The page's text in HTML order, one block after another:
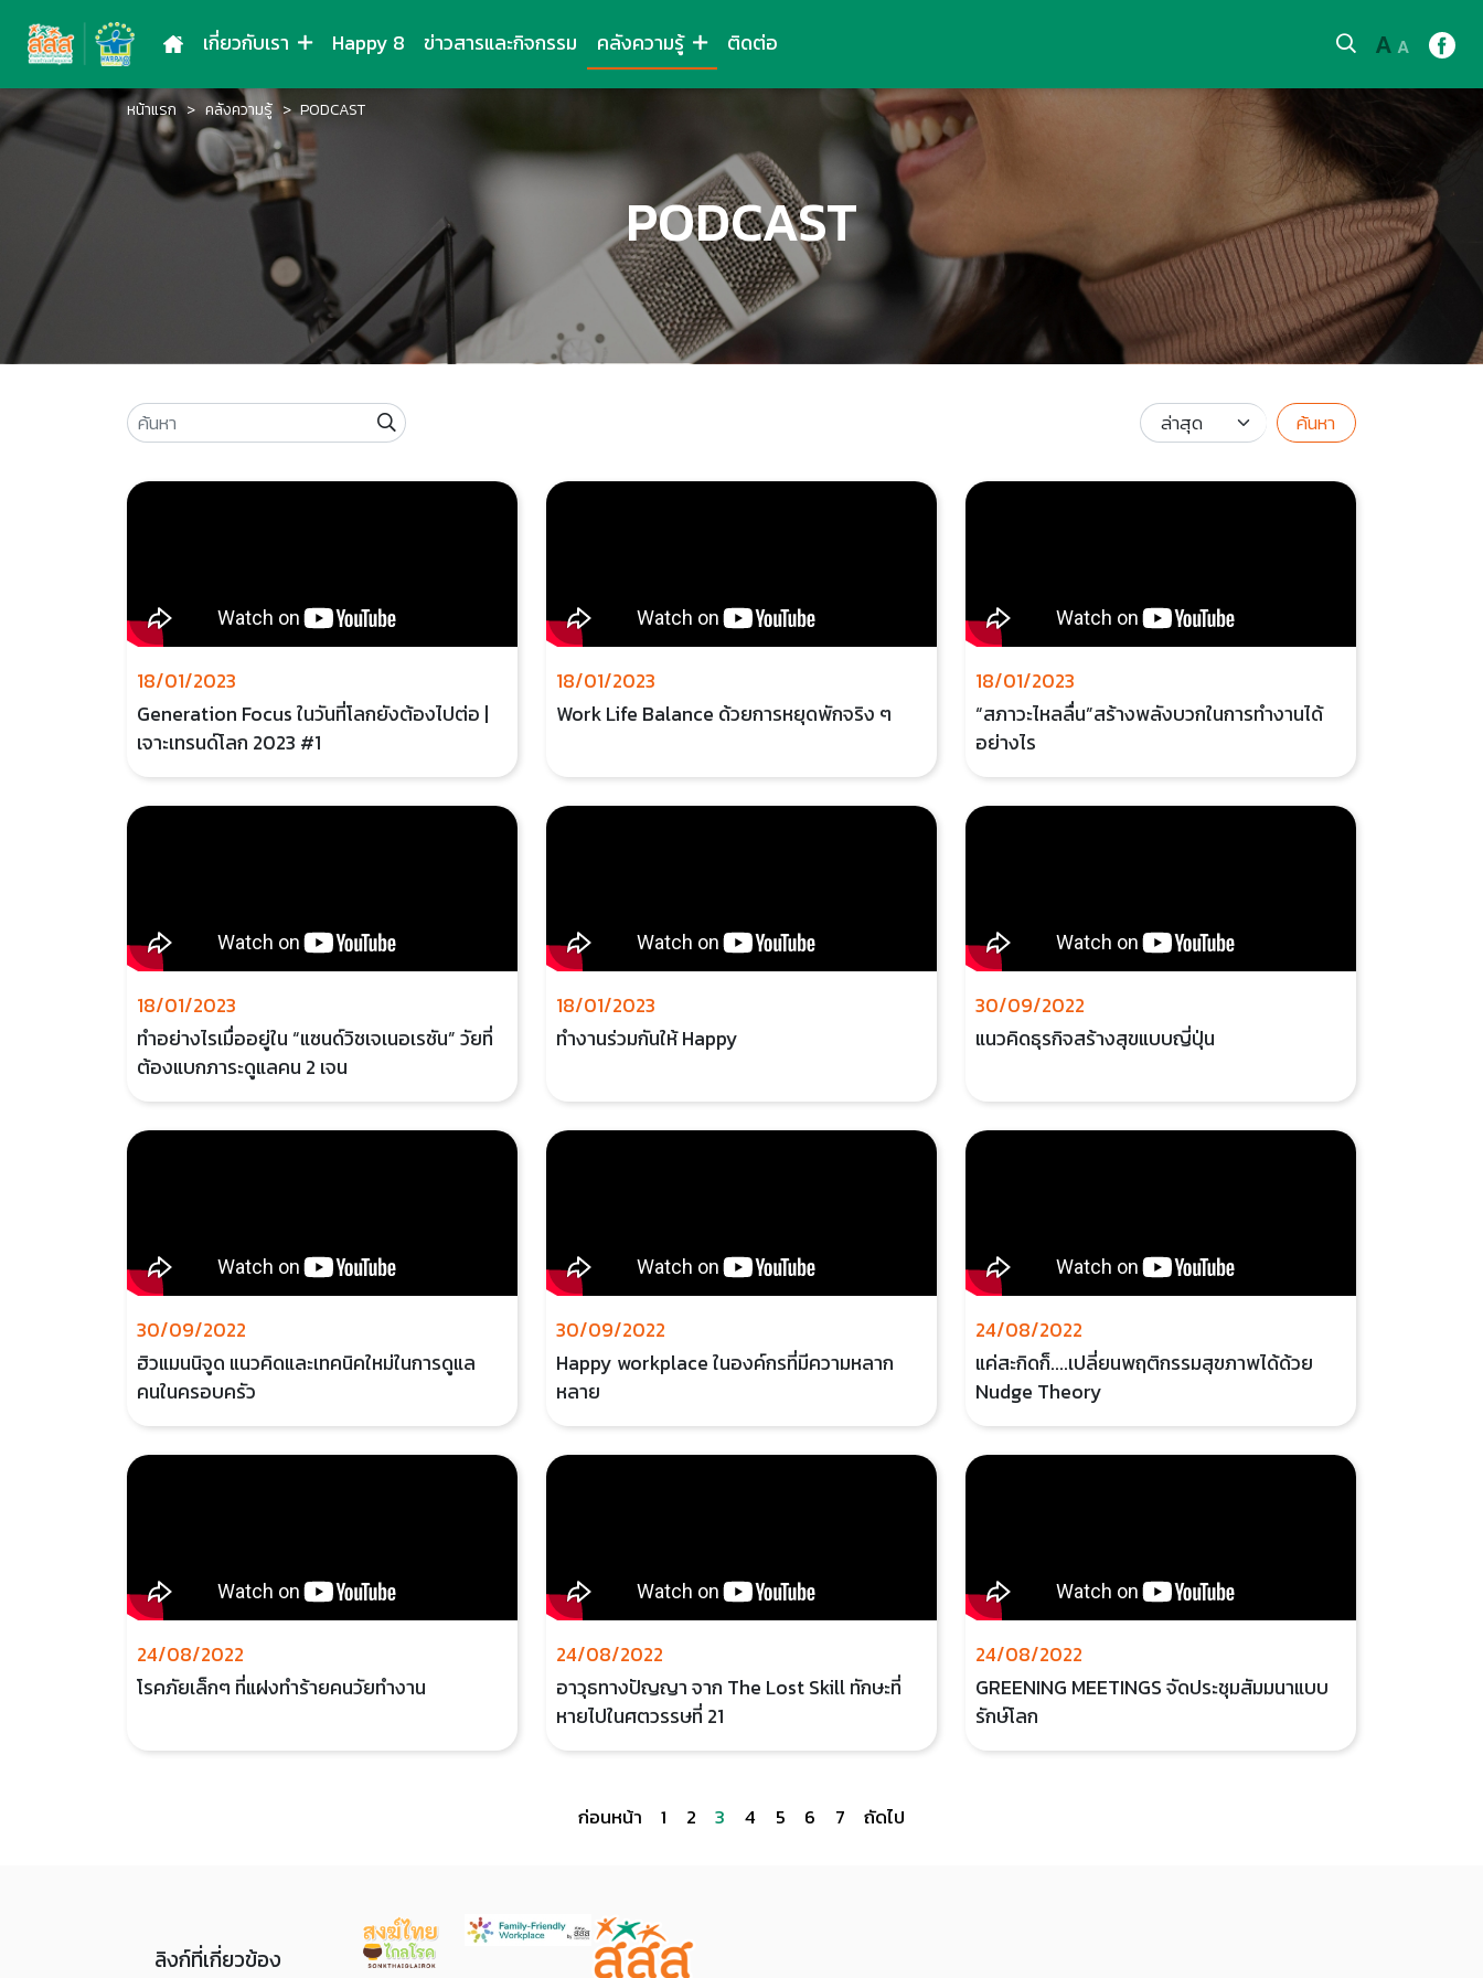
เกี่ยวกับเรา Happy 8 ข่าวสารและกิจกรรม คลังความรู้ ติดต่อ A A
หน้าแรก คลังความรู้ PODCAST
PODCAST
ค้นหา
18/01/2023
Generation Focus ในวันที่โลกยังต้องไปต่อ |
เจาะเทรนด์โลก 2023 #1
18/01/2023
Work Life Balance ด้วยการหยุดพักจริง ๆ
18/01/2023
“สภาวะไหลลื่น”สร้างพลังบวกในการทำงานได้
อย่างไร
18/01/2023
ทำอย่างไรเมื่ออยู่ใน “แซนด์วิชเจเนอเรชัน” วัยที่
ต้องแบกภาระดูแลคน 2 เจน
18/01/2023
ทำงานร่วมกันให้ Happy
30/09/2022
แนวคิดธุรกิจสร้างสุขแบบญี่ปุ่น
30/09/2022
ฮิวแมนนิจูด แนวคิดและเทคนิคใหม่ในการดูแล
คนในครอบครัว
30/09/2022
Happy workplace ในองค์กรที่มีความหลาก
หลาย
24/08/2022
แค่สะกิดก็....เปลี่ยนพฤติกรรมสุขภาพได้ด้วย
Nudge Theory
24/08/2022
โรคภัยเล็กๆ ที่แฝงทำร้ายคนวัยทำงาน
24/08/2022
อาวุธทางปัญญา จาก The Lost Skill ทักษะที่
หายไปในศตวรรษที่ 21
24/08/2022
GREENING MEETINGS จัดประชุมสัมมนาแบบ
รักษ์โลก
ก่อนหน้า 1 2 3 4 5 6 7 ถัดไป
ลิงก์ที่เกี่ยวข้อง